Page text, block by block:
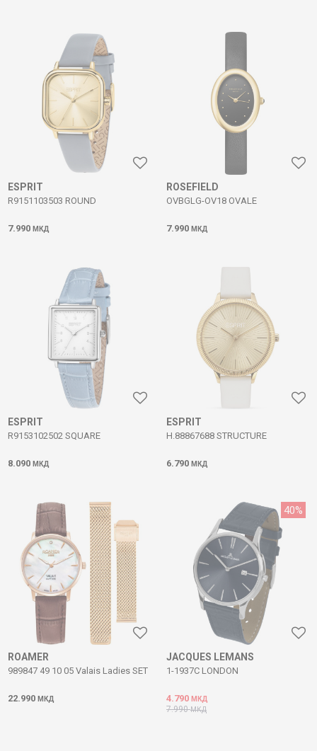
ESPRIT
R9151103503 ROUND
7.990 МКД
ROSEFIELD
OVBGLG-OV18 OVALE
7.990 МКД
ESPRIT
R9153102502 SQUARE
8.090 МКД
ESPRIT
H.88867688 STRUCTURE
6.790 МКД
ROAMER
989847 49 10 05 Valais Ladies SET
22.990 МКД
40%
JACQUES LEMANS
1-1937C LONDON
4.790 МКД
7.990МКД